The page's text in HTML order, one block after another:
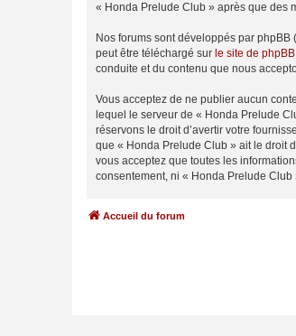
« Honda Prelude Club » après que des
Nos forums sont développés par
peut être téléchargé sur le site de phpBB
conduite et du contenu que nous
Vous acceptez de ne publier aucun
lequel le serveur de « Honda Prelude
réservons le droit d’avertir votre
que « Honda Prelude Club » ait le droit
vous acceptez que toutes les
consentement, ni « Honda Prelude
Accueil du forum